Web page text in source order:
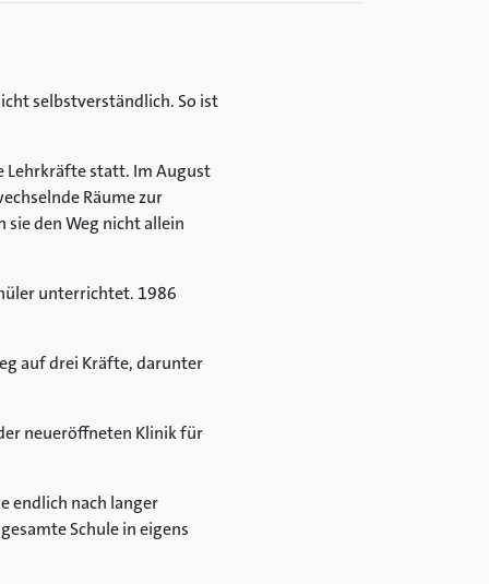
selbstverständlich. So ist
Lehrkräfte statt. Im August
Räume zur
den Weg nicht allein
unterrichtet. 1986
auf drei Kräfte, darunter
neueröffneten Klinik für
endlich nach langer
Schule in eigens